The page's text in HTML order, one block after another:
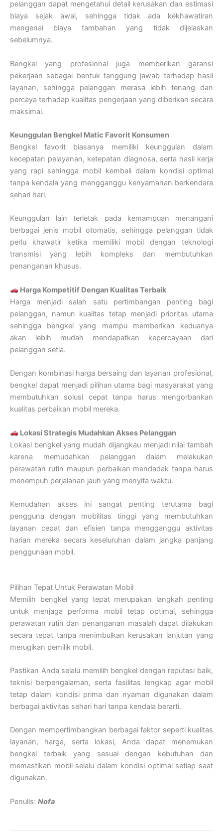
pelanggan dapat mengetahui detail kerusakan dan estimasi
biaya sejak awal, sehingga tidak ada kekhawatiran
mengenai biaya tambahan yang tidak dijelaskan
sebelumnya.
Bengkel yang profesional juga memberikan garansi
pekerjaan sebagai bentuk tanggung jawab terhadap hasil
layanan, sehingga pelanggan merasa lebih tenang dan
percaya terhadap kualitas pengerjaan yang diberikan secara
maksimal.
Keunggulan Bengkel Matic Favorit Konsumen
Bengkel favorit biasanya memiliki keunggulan dalam
kecepatan pelayanan, ketepatan diagnosa, serta hasil kerja
yang rapi sehingga mobil kembali dalam kondisi optimal
tanpa kendala yang mengganggu kenyamanan berkendara
sehari hari.
Keunggulan lain terletak pada kemampuan menangani
berbagai jenis mobil otomatis, sehingga pelanggan tidak
perlu khawatir ketika memiliki mobil dengan teknologi
transmisi yang lebih kompleks dan membutuhkan
penanganan khusus.
Harga Kompetitif Dengan Kualitas Terbaik
Harga menjadi salah satu pertimbangan penting bagi
pelanggan, namun kualitas tetap menjadi prioritas utama
sehingga bengkel yang mampu memberikan keduanya
akan lebih mudah mendapatkan kepercayaan dari
pelanggan setia.
Dengan kombinasi harga bersaing dan layanan profesional,
bengkel dapat menjadi pilihan utama bagi masyarakat yang
membutuhkan solusi cepat tanpa harus mengorbankan
kualitas perbaikan mobil mereka.
Lokasi Strategis Mudahkan Akses Pelanggan
Lokasi bengkel yang mudah dijangkau menjadi nilai tambah
karena memudahkan pelanggan dalam melakukan
perawatan rutin maupun perbaikan mendadak tanpa harus
menempuh perjalanan jauh yang menyita waktu.
Kemudahan akses ini sangat penting terutama bagi
pengguna dengan mobilitas tinggi yang membutuhkan
layanan cepat dan efisien tanpa mengganggu aktivitas
harian mereka secara keseluruhan dalam jangka panjang
penggunaan mobil.
Pilihan Tepat Untuk Perawatan Mobil
Memilih bengkel yang tepat merupakan langkah penting
untuk menjaga performa mobil tetap optimal, sehingga
perawatan rutin dan penanganan masalah dapat dilakukan
secara tepat tanpa menimbulkan kerusakan lanjutan yang
merugikan pemilik mobil.
Pastikan Anda selalu memilih bengkel dengan reputasi baik,
teknisi berpengalaman, serta fasilitas lengkap agar mobil
tetap dalam kondisi prima dan nyaman digunakan dalam
berbagai aktivitas sehari hari tanpa kendala berarti.
Dengan mempertimbangkan berbagai faktor seperti kualitas
layanan, harga, serta lokasi, Anda dapat menemukan
bengkel terbaik yang sesuai dengan kebutuhan dan
memastikan mobil selalu dalam kondisi optimal setiap saat
digunakan.
Penulis: Nofa